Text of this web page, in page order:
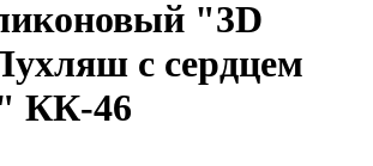
"3D
с сердцем
КК-46